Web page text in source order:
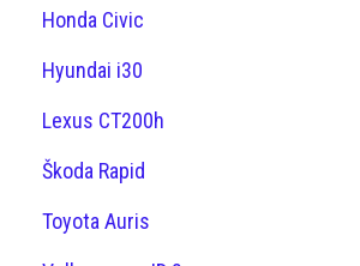
Honda Civic
Hyundai i30
Lexus CT200h
Škoda Rapid
Toyota Auris